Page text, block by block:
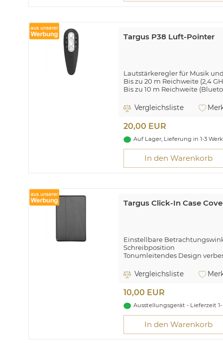
Targus P38 Luft-Pointer
Lautstärkeregler für Musik
Bis zu 20 m Reichweite (2,4
Bis zu 10 m Reichweite
Targus P38 Air Pointer.
Produktfarbe: Schwarz,
Vergleichsliste
20,00 EUR
Auf Lager, Lieferung in 1-3
In den Warenkorb
Targus Click-In Case
Einstellbare
Schreibposition
Tonumleitendes Design
Elastische S Pen®-Halterung
Für Samsung Galaxy Tab A7
Targus Click-In. Etui-Typ: Flip
Samsung, Kompatibilität:
Bildschirmgröße: 26,4 cm
Vergleichsliste
10,00 EUR
Ausstellungsgerät - Lieferzeit 1-
In den Warenkorb